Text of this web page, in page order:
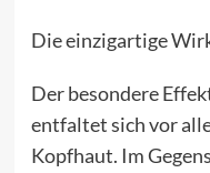
Die einzigartige
Der besondere
entfaltet sich vor
Kopfhaut. Im